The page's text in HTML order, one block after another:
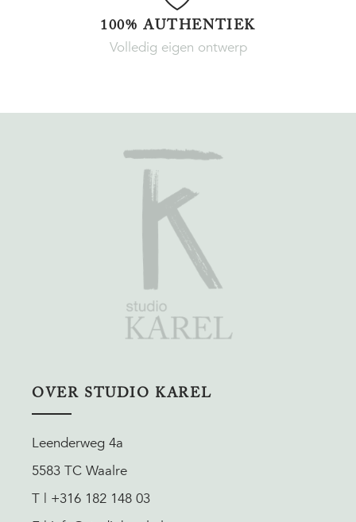
100% AUTHENTIEK
Volledig eigen ontwerp
OVER STUDIO KAREL
Leenderweg 4a
5583 TC Waalre
T | +316 182 148 03